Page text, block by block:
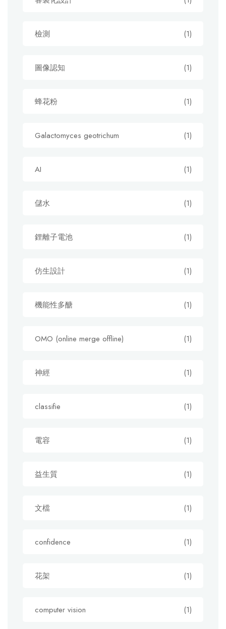
檢測 (1)
圖像認知 (1)
蜂花粉 (1)
Galactomyces geotrichum (1)
AI (1)
儲水 (1)
鋰離子電池 (1)
仿生設計 (1)
機能性多醣 (1)
OMO (online merge offline) (1)
神經 (1)
classifie (1)
電容 (1)
益生質 (1)
文檔 (1)
confidence (1)
花架 (1)
computer vision (1)